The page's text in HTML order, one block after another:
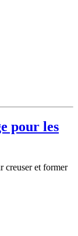
pour les
creuser et former